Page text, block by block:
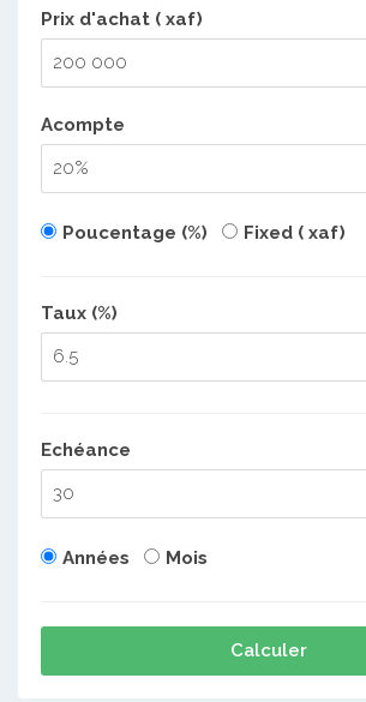
Prix d'achat ( xaf)
Acompte
Poucentage (%) Fixed ( xaf)
Taux (%)
Echéance
Années Mois
Calculer